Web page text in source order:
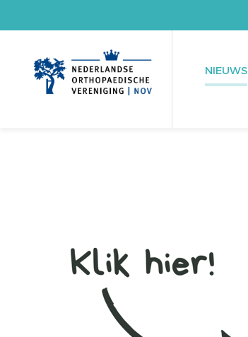
NIEUWS